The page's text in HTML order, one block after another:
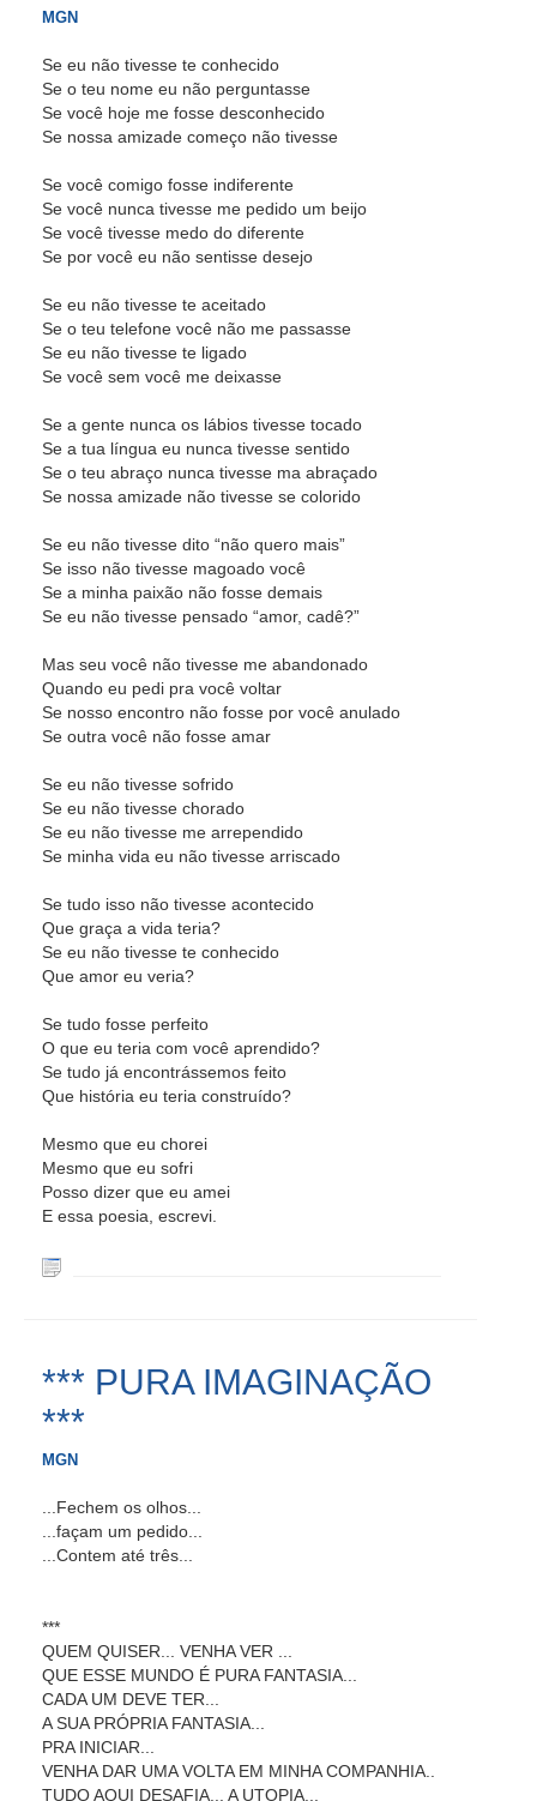
MGN
Se eu não tivesse te conhecido
Se o teu nome eu não perguntasse
Se você hoje me fosse desconhecido
Se nossa amizade começo não tivesse
Se você comigo fosse indiferente
Se você nunca tivesse me pedido um beijo
Se você tivesse medo do diferente
Se por você eu não sentisse desejo
Se eu não tivesse te aceitado
Se o teu telefone você não me passasse
Se eu não tivesse te ligado
Se você sem você me deixasse
Se a gente nunca os lábios tivesse tocado
Se a tua língua eu nunca tivesse sentido
Se o teu abraço nunca tivesse ma abraçado
Se nossa amizade não tivesse se colorido
Se eu não tivesse dito “não quero mais”
Se isso não tivesse magoado você
Se a minha paixão não fosse demais
Se eu não tivesse pensado “amor, cadê?”
Mas seu você não tivesse me abandonado
Quando eu pedi pra você voltar
Se nosso encontro não fosse por você anulado
Se outra você não fosse amar
Se eu não tivesse sofrido
Se eu não tivesse chorado
Se eu não tivesse me arrependido
Se minha vida eu não tivesse arriscado
Se tudo isso não tivesse acontecido
Que graça a vida teria?
Se eu não tivesse te conhecido
Que amor eu veria?
Se tudo fosse perfeito
O que eu teria com você aprendido?
Se tudo já encontrássemos feito
Que história eu teria construído?
Mesmo que eu chorei
Mesmo que eu sofri
Posso dizer que eu amei
E essa poesia, escrevi.
*** PURA IMAGINAÇÃO
***
MGN
...Fechem os olhos...
...façam um pedido...
...Contem até três...
***
QUEM QUISER... VENHA VER ...
QUE ESSE MUNDO É PURA FANTASIA...
CADA UM DEVE TER...
A SUA PRÓPRIA FANTASIA...
PRA INICIAR...
VENHA DAR UMA VOLTA EM MINHA COMPANHIA..
TUDO AQUI DESAFIA... A UTOPIA...